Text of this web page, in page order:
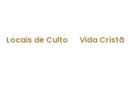
Locais de Culto Vida Cristã